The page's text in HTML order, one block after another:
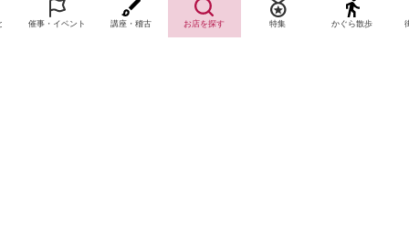
催事・イベント 講座・稽古 お店を探す 特集 かぐら散歩